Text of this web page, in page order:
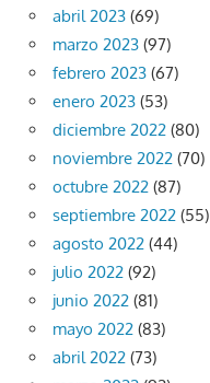
abril 2023 (69)
marzo 2023 (97)
febrero 2023 (67)
enero 2023 (53)
diciembre 2022 (80)
noviembre 2022 (70)
octubre 2022 (87)
septiembre 2022 (55)
agosto 2022 (44)
julio 2022 (92)
junio 2022 (81)
mayo 2022 (83)
abril 2022 (73)